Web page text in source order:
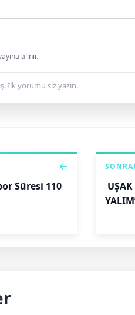
alınır.
İlk yorumu siz yazın.
Süresi 110